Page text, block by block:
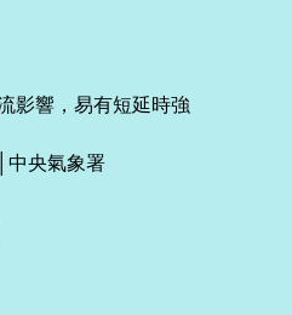
影響，易有短延時強
中央氣象署